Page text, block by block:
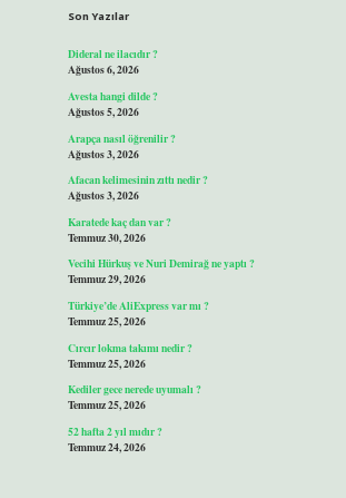
Son Yazılar
Dideral ne ilacıdır ?
Ağustos 6, 2026
Avesta hangi dilde ?
Ağustos 5, 2026
Arapça nasıl öğrenilir ?
Ağustos 3, 2026
Afacan kelimesinin zıttı nedir ?
Ağustos 3, 2026
Karatede kaç dan var ?
Temmuz 30, 2026
Vecihi Hürkuş ve Nuri Demirağ ne yaptı ?
Temmuz 29, 2026
Türkiye’de AliExpress var mı ?
Temmuz 25, 2026
Cırcır lokma takımı nedir ?
Temmuz 25, 2026
Kediler gece nerede uyumalı ?
Temmuz 25, 2026
52 hafta 2 yıl mıdır ?
Temmuz 24, 2026